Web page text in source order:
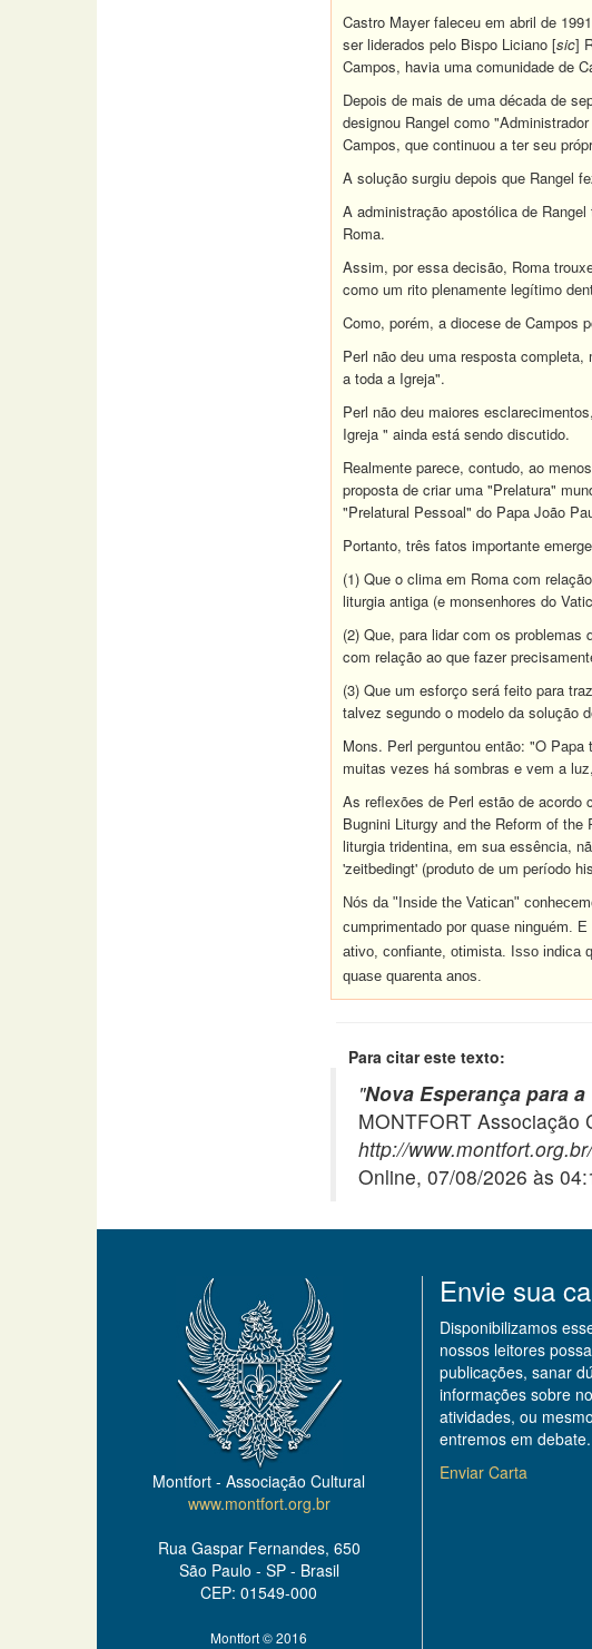
Castro Mayer faleceu em abril de
ser liderados pelo Bispo Liciano [sic]
Campos, havia uma comunidade de
Depois de mais de uma década de
designou Rangel como
Campos, que continuou a ter seu
A solução surgiu depois que Rangel
A administração apostólica de
Roma.
Assim, por essa decisão, Roma
como um rito plenamente legítimo
Como, porém, a diocese de Campos
Perl não deu uma resposta
a toda a Igreja".
Perl não deu maiores
Igreja " ainda está sendo discutido.
Realmente parece, contudo, ao
proposta de criar uma "Prelatura"
"Prelatural Pessoal" do Papa João
Portanto, três fatos importante
(1) Que o clima em Roma com
liturgia antiga (e monsenhores do
(2) Que, para lidar com os
com relação ao que fazer
(3) Que um esforço será feito para
talvez segundo o modelo da solução
Mons. Perl perguntou então: "O
muitas vezes há sombras e vem a
As reflexões de Perl estão de acordo
Bugnini Liturgy and the Reform of
liturgia tridentina, em sua essência,
'zeitbedingt' (produto de um período
Nós da "Inside the Vatican"
cumprimentado por quase ninguém.
ativo, confiante, otimista. Isso indica
quase quarenta anos.
Para citar este texto:
"Nova Esperança para
MONTFORT Associação
http://
Online, 07/08/2026 às
Montfort - Associação Cultural
www.montfort.org.br
Rua Gaspar Fernandes, 650
São Paulo - SP - Brasil
CEP: 01549-000
Montfort © 2016
Envie sua
Disponibilizamos
nossos leitores
publicações, sanar
informações sobre
atividades, ou
entremos em debate.
Enviar Carta